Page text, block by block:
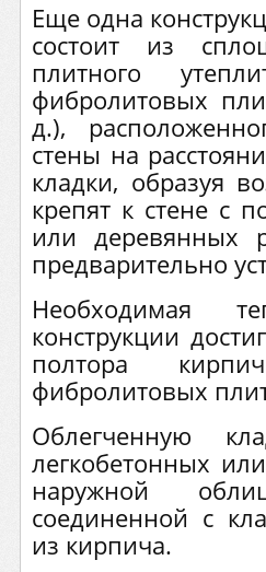
Еще одна
состоит из
плитного
фибролитовых
д.),
стены на
кладки, образуя
крепят к стене с
или деревянных
предварительно
Необходимая
конструкции
полтора
фибролитовых
Облегченную
легкобетонных
наружной
соединенной с
из кирпича.